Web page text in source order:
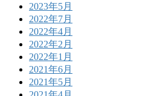
2023年5月
2022年7月
2022年4月
2022年2月
2022年1月
2021年6月
2021年5月